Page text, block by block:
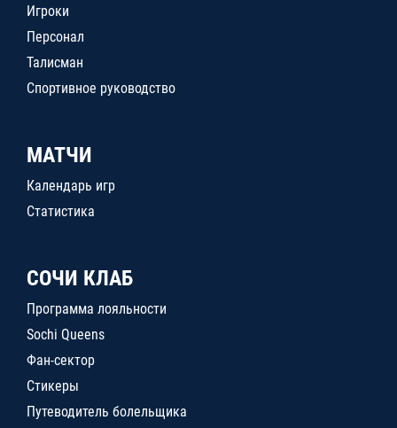
Игроки
Персонал
Талисман
Спортивное руководство
МАТЧИ
Календарь игр
Статистика
СОЧИ КЛАБ
Программа лояльности
Sochi Queens
Фан-сектор
Стикеры
Путеводитель болельщика